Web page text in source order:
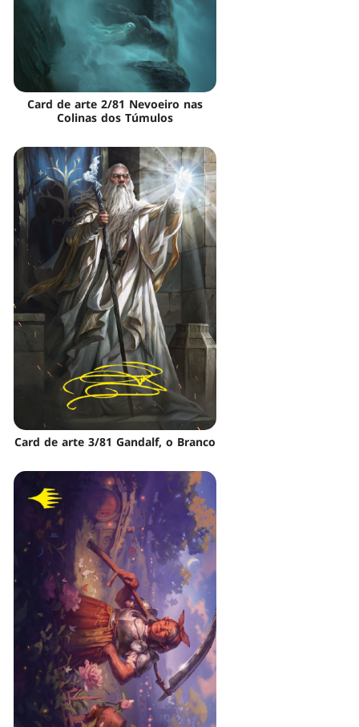
Card de arte 2/81 Nevoeiro nas
Colinas dos Túmulos
Card de arte 3/81 Gandalf, o Branco